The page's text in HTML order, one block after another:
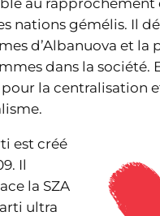
nations gémélis. Il
d’Albanuova et la
dans la société.
la centralisation
est créé
Il
la SZA
ultra